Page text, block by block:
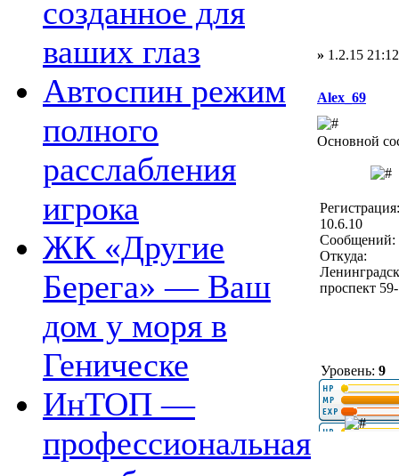
созданное для
ваших глаз
Автоспин режим
полного
расслабления
игрока
ЖК «Другие
Берега» — Ваш
дом у моря в
Геническе
ИнТОП —
профессиональная
» 1.2.15 21:12
Alex_69
Основной
Регистрация:
10.6.10
Сообщений:
Откуда:
проспект
Уровень: 9